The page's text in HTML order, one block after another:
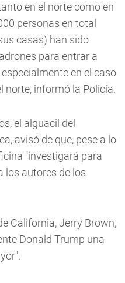
en el norte como en
personas en total
casas) han sido
para entrar a
en el caso
norte, informó la Policía.
el alguacil del
avisó de que, pese a lo
"investigará para
los autores de los
California, Jerry Brown,
Donald Trump una